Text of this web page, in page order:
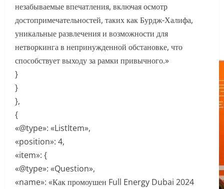
незабываемые впечатления, включая осмотр
достопримечательностей, таких как Бурдж-Халифа,
уникальные развлечения и возможности для
нетворкинга в непринужденной обстановке, что
способствует выходу за рамки привычного.»
}
}
},
{
«@type»: «ListItem»,
«position»: 4,
«item»: {
«@type»: «Question»,
«name»: «Как промоушен Full Energy Dubai 2024